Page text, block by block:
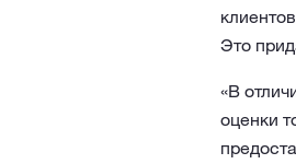
Это
«В
оценки